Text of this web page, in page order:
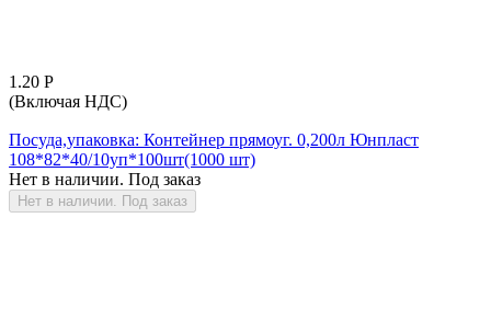
1.20 Р
(Включая НДС)
Посуда,упаковка: Контейнер прямоуг. 0,200л Юнпласт
108*82*40/10уп*100шт(1000 шт)
Нет в наличии. Под заказ
Нет в наличии. Под заказ